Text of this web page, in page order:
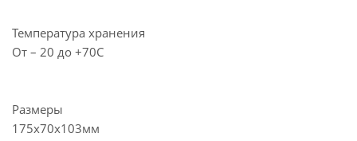
Температура хранения
От – 20 до +70С
Размеры
175х70х103мм